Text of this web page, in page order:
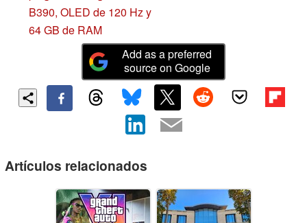
B390, OLED de 120 Hz y
64 GB de RAM
Add as a preferred
source on Google
Artículos relacionados